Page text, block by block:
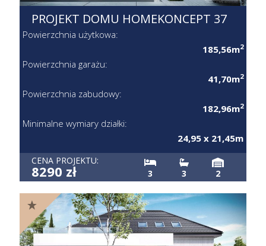
PROJEKT DOMU HOMEKONCEPT 37
Powierzchnia użytkowa:
185,56m2
Powierzchnia garażu:
41,70m2
Powierzchnia zabudowy:
182,96m2
Minimalne wymiary działki:
24,95 x 21,45m
CENA PROJEKTU:
8290 zł 3 3 2